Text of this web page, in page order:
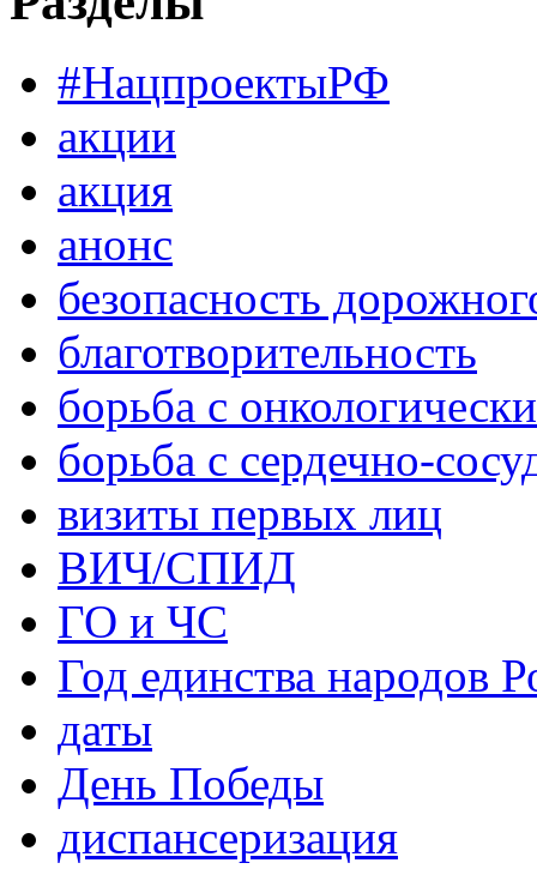
#НацпроектыРФ
акции
акция
анонс
безопасность
благотворительность
борьба с
борьба с сердечно-
визиты первых лиц
ВИЧ/СПИД
ГО и ЧС
Год единства народов
даты
День Победы
диспансеризация